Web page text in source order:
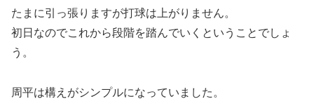
たまに引っ張りますが打球は上がりません。
初日なのでこれから段階を踏んでいくということでしょ
う。
周平は構えがシンプルになっていました。